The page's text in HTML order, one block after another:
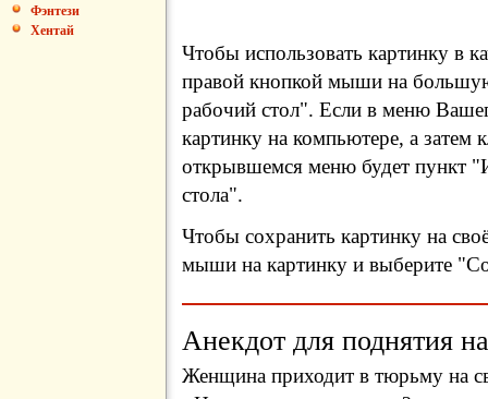
Фэнтези
Хентай
Чтобы использовать картинку в
правой кнопкой мыши на
рабочий стол". Если в меню
картинку на компьютере, а затем
открывшемся меню будет пункт
стола".
Чтобы сохранить картинку на
мыши на картинку и выберите
Анекдот для поднятия
Женщина приходит в тюрьму на